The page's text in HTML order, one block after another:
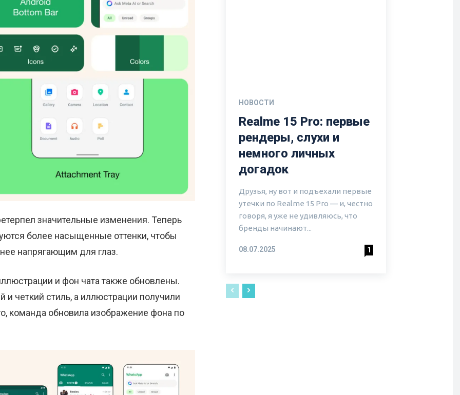
значительные изменения. Теперь
более насыщенные оттенки, чтобы
напрягающим для глаз.
и фон чата также обновлены.
четкий стиль, а иллюстрации получили
команда обновила изображение фона по
НОВОСТИ
Realme 15 Pro: первые
рендеры, слухи и
немного личных
догадок
Друзья, ну вот и подъехали первые
утечки по Realme 15 Pro — и, честно
говоря, я уже не удивляюсь, что
бренды начинают...
08.07.2025 1